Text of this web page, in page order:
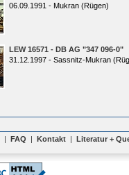
06.09.1991 - Mukran (Rügen)
LEW 16571 - DB AG "347 096-0"
31.12.1997 - Sassnitz-Mukran
| FAQ | Kontakt | Literatur +